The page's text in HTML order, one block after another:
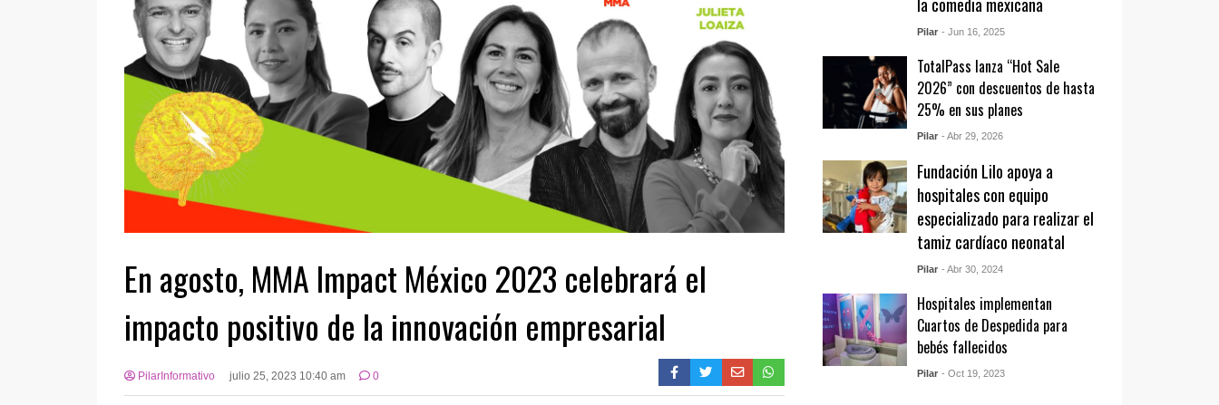
En agosto, MMA Impact México 2023 celebrará el
impacto positivo de la innovación empresarial
PilarInformativo julio 25, 2023 10:40 am 0
Pilar - Jun 16, 2025
TotalPass lanza “Hot Sale
2026” con descuentos de hasta
25% en sus planes
Pilar - Abr 29, 2026
Fundación Lilo apoya a
hospitales con equipo
especializado para realizar el
tamiz cardíaco neonatal
Pilar - Abr 30, 2024
Hospitales implementan
Cuartos de Despedida para
bebés fallecidos
Pilar - Oct 19, 2023